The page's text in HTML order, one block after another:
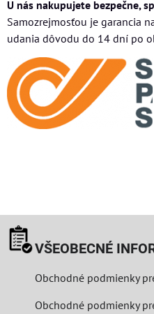
U nás nakupujete bezpečne,
Samozrejmosťou je garancia
udania dôvodu do 14 dní po
VŠEOBECNÉ
Obchodné podmienky
Obchodné podmienky